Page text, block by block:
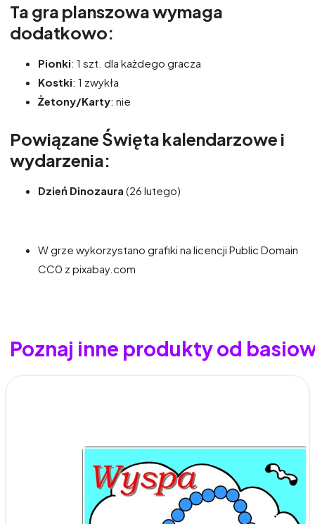
Ta gra planszowa wymaga
dodatkowo:
Pionki: 1 szt. dla każdego gracza
Kostki: 1 zwykła
Żetony/Karty: nie
Powiązane Święta kalendarzowe i
wydarzenia:
Dzień Dinozaura (26 lutego)
W grze wykorzystano grafiki na licencji Public Domain
CC0 z pixabay.com
Poznaj inne produkty od